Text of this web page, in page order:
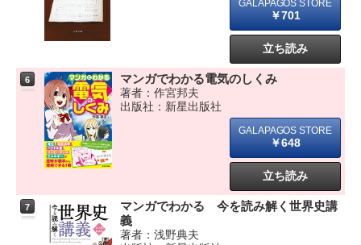
￥701
立ち読み
6 マンガでわかる電気のしくみ
著者：作宮邦夫
出版社：新星出版社
￥648
立ち読み
7
マンガでわかる 今を読み解く世界史講
義
著者：浅野典夫